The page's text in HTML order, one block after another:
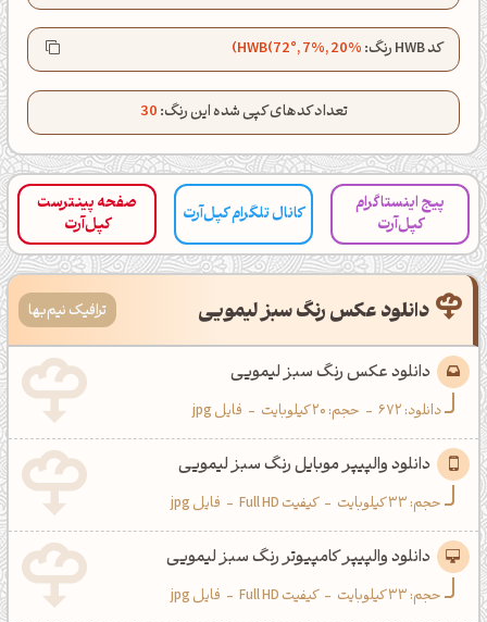
کد HWB رنگ: HWB(72°, 7%, 20%)
تعداد کدهای کپی شده این رنگ:30
پیج اینستاگرام
کپل‌آرت
کانال تلگرام کپل‌آرت
صفحه پینترست
کپل‌آرت
دانلود عکس رنگ سبز لیمویی ترافیک نیم‌بها
دانلود عکس رنگ سبز لیمویی
دانلود:672
- حجم: 20 کیلوبایت - فایل jpg
دانلود والپیپر موبایل رنگ سبز لیمویی
حجم: 33 کیلوبایت - کیفیت Full HD - فایل jpg
دانلود والپیپر کامپیوتر رنگ سبز لیمویی
حجم: 33 کیلوبایت - کیفیت Full HD - فایل jpg
کانال تلگرام
اینستاگرام
کانال ایــتا
کانال بلـــه
اَپ اندروید اَپ ویندوز